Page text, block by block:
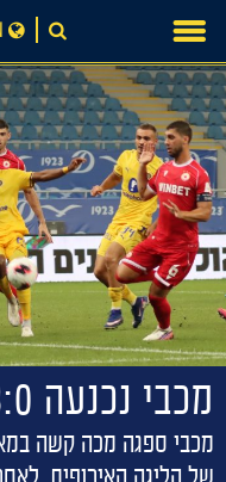
content
מכבי נכנעה 3:0 לצסק״א סופיה
מכבי ספגה מכה קשה